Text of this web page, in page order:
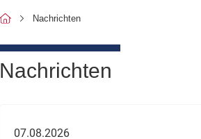
SPNV-Marktdaten
Nachrichten
Nachrichten
07.08.2026